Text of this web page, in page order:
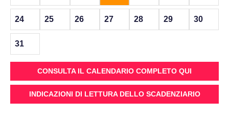
24 25 26 27 28 29 30
31
CONSULTA IL CALENDARIO COMPLETO QUI
INDICAZIONI DI LETTURA DELLO SCADENZIARIO